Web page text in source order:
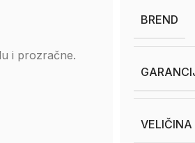
i prozračne.
BREND
VELIČINA